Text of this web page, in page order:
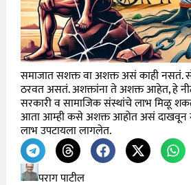
समाजात सशक्त वा अशक्त असं काही नसतं.
ठरवत असतं. अशक्तांना ते अशक्त आहेत, हे
सरकारी व सामाजिक संस्थांचे लाभ मिळू
आता आम्ही कसे अशक्त आहोत असं दाखवून
लाभ उपटायला लागलेत.
पराग पाटील